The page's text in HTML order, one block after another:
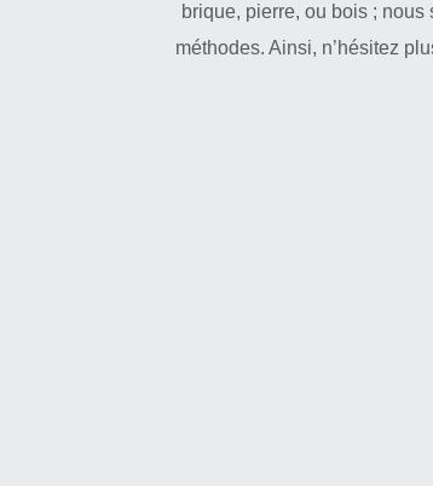
brique, pierre, ou bois ;
méthodes. Ainsi, n’hésitez